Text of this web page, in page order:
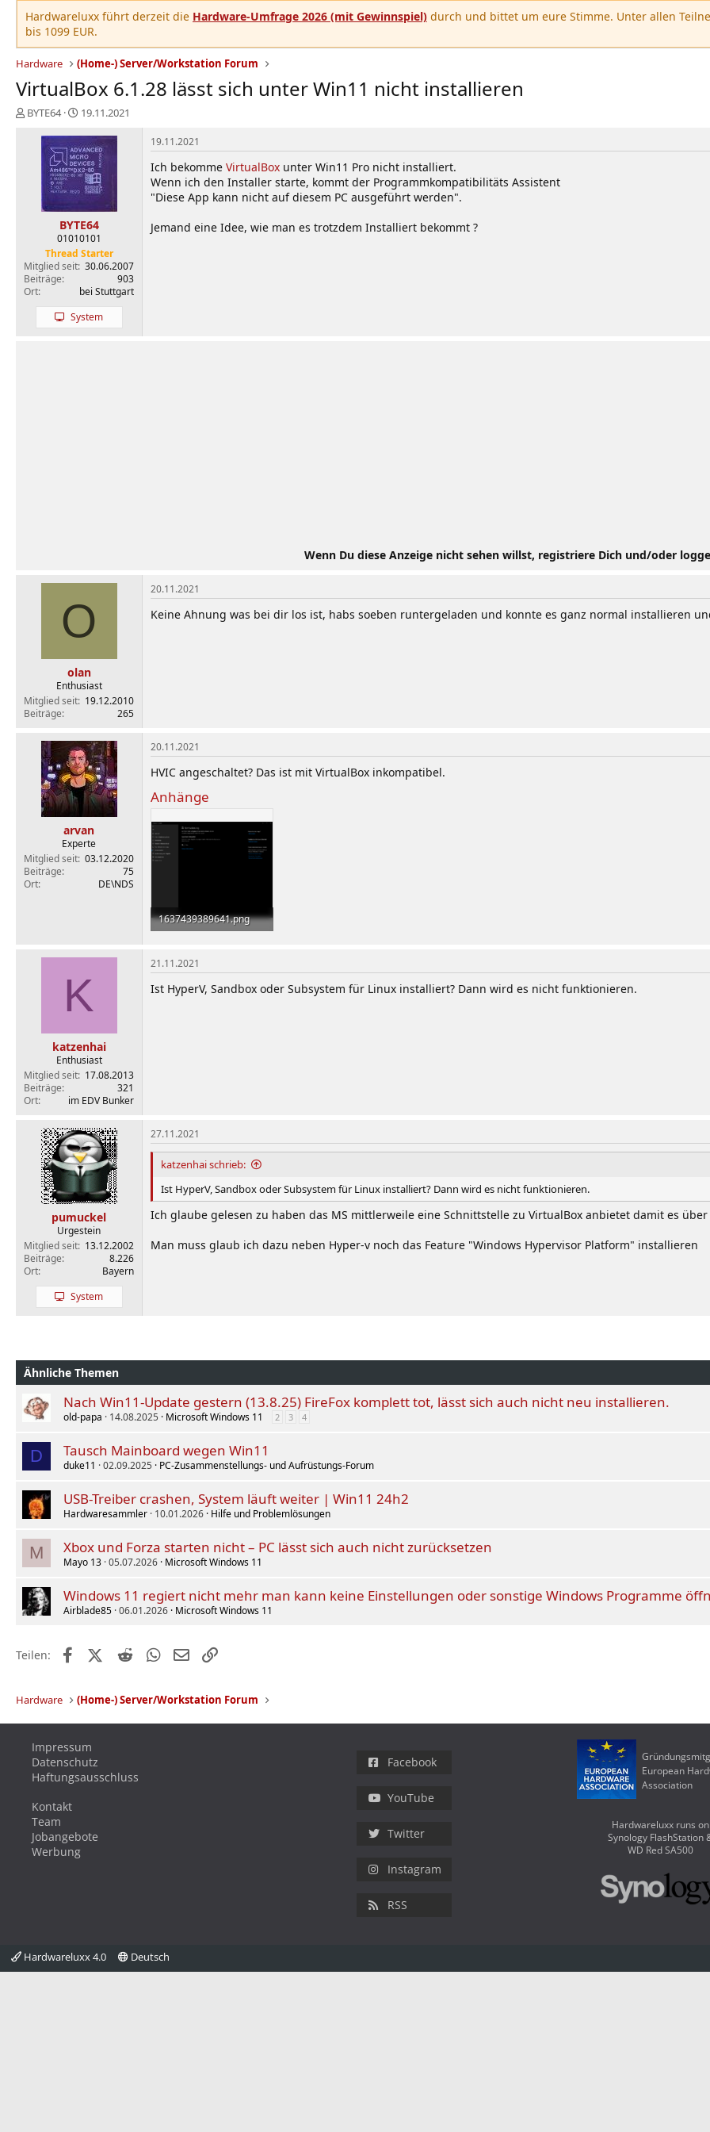
Hardwareluxx führt derzeit die Hardware-Umfrage 2026 (mit Gewinnspiel) durch und bittet um eure Stimme. Unter allen
bis 1099 EUR.
Hardware (Home-) Server/Workstation Forum
VirtualBox 6.1.28 lässt sich unter Win11 nicht installieren
E
BYTE64
E
s
t
e
l
t
a
m
19.11.2021
BYTE64
01010101
Thread Starter
Mitglied seit 30.06.2007
Beiträge
903
Ort
bei Stuttgart
System
19.11.2021
Ich bekomme VirtualBox unter Win11 Pro nicht installiert.
Wenn ich den Installer starte, kommt der Programmkompatibilitäts Assistent
"Diese App kann nicht auf diesem PC ausgeführt werden".
Jemand eine Idee, wie man es trotzdem Installiert bekommt ?
Wenn Du diese Anzeige nicht sehen willst, registriere Dich und/oder
O
olan
Enthusiast
Mitglied seit 19.12.2010
Beiträge
265
20.11.2021
Keine Ahnung was bei dir los ist, habs soeben runtergeladen und konnte es ganz normal installieren
arvan
Experte
Mitglied seit 03.12.2020
Beiträge
75
Ort
DE\NDS
20.11.2021
HVIC angeschaltet? Das ist mit VirtualBox inkompatibel.
Anhänge
1637439389641.png
K
katzenhai
Enthusiast
Mitglied seit 17.08.2013
Beiträge
321
Ort
im EDV Bunker
21.11.2021
Ist HyperV, Sandbox oder Subsystem für Linux installiert? Dann wird es nicht funktionieren.
pumuckel
Urgestein
Mitglied seit 13.12.2002
Beiträge
8.226
Ort
Bayern
System
27.11.2021
katzenhai schrieb:
Ist HyperV, Sandbox oder Subsystem für Linux installiert? Dann wird es nicht funktionieren.
Ich glaube gelesen zu haben das MS mittlerweile eine Schnittstelle zu VirtualBox anbietet damit es
Man muss glaub ich dazu neben Hyper-v noch das Feature "Windows Hypervisor Platform" installieren
Ähnliche Themen
Nach Win11-Update gestern (13.8.25) FireFox komplett tot, lässt sich auch nicht neu installieren.
old-papa 14.08.2025 Microsoft Windows 11 2 3 4
D Tausch Mainboard wegen Win11
duke11 02.09.2025 PC-Zusammenstellungs- und Aufrüstungs-Forum
USB-Treiber crashen, System läuft weiter | Win11 24h2
Hardwaresammler 10.01.2026 Hilfe und Problemlösungen
M Xbox und Forza starten nicht – PC lässt sich auch nicht zurücksetzen
Mayo 13 05.07.2026 Microsoft Windows 11
Windows 11 regiert nicht mehr man kann keine Einstellungen oder sonstige Windows Programme
Airblade85 06.01.2026 Microsoft Windows 11
Teilen: FacebookX (Twitter)
Reddit WhatsApp
E-Mail
Hardware (Home-) Server/Workstation Forum
Impressum
Datenschutz
Haftungsausschluss
Kontakt
Team
Jobangebote
Werbung
Facebook
YouTube
Twitter
Instagram
RSS
European
Association
Hardwareluxx runs on
Synology FlashStation
WD Red SA500
Hardwareluxx 4.0 Deutsch